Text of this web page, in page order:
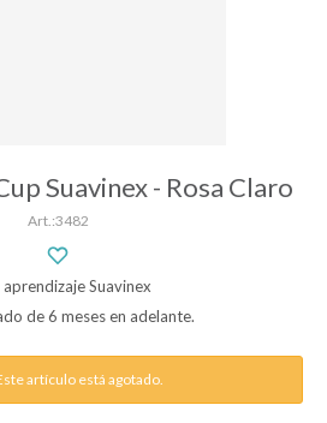
Suavinex - Rosa Claro
3482
aprendizaje Suavinex
de 6 meses en adelante.
artículo está agotado.